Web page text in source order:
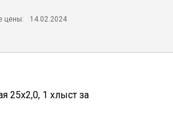
цены: 14.02.2024
25х2,0, 1 хлыст за